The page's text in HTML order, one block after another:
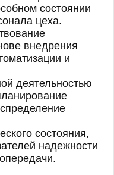
состоянии
цеха.
внедрения
и
деятельностью
состояния,
надежности